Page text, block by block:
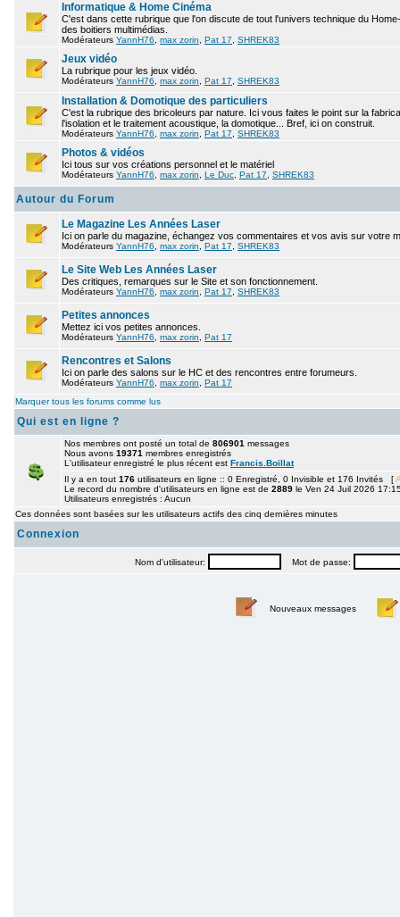
Informatique & Home Cinéma
C'est dans cette rubrique que l'on discute de tout l'univers technique du
des boitiers multimédias.
Modérateurs YannH76 max zorin Pat 17 SHREK83
Jeux vidéo
La rubrique pour les jeux vidéo.
Modérateurs YannH76 max zorin Pat 17 SHREK83
Installation & Domotique des particuliers
C'est la rubrique des bricoleurs par nature. Ici vous faites le point sur la
l'isolation et le traitement acoustique, la domotique... Bref, ici on construit.
Modérateurs YannH76 max zorin Pat 17 SHREK83
Photos & vidéos
Ici tous sur vos créations personnel et le matériel
Modérateurs YannH76 max zorin Le Duc Pat 17 SHREK83
Autour du Forum
Le Magazine Les Années Laser
Ici on parle du magazine, échangez vos commentaires et vos avis sur votre
Modérateurs YannH76 max zorin Pat 17 SHREK83
Le Site Web Les Années Laser
Des critiques, remarques sur le Site et son fonctionnement.
Modérateurs YannH76 max zorin Pat 17 SHREK83
Petites annonces
Mettez ici vos petites annonces.
Modérateurs YannH76 max zorin Pat 17
Rencontres et Salons
Ici on parle des salons sur le HC et des rencontres entre forumeurs.
Modérateurs YannH76 max zorin
Pat 17
Marquer tous les forums comme lus
Qui est en ligne ?
Nos membres ont posté un total de 806901 messages
Nous avons 19371 membres enregistrés
L'utilisateur enregistré le plus récent est Francis.Boillat
Il y a en tout 176 utilisateurs en ligne :: 0 Enregistré, 0 Invisible et 176 Invités [
Le record du nombre d'utilisateurs en ligne est de 2889 le Ven 24 Juil 2026
Utilisateurs enregistrés : Aucun
Ces données sont basées sur les utilisateurs actifs des cinq dernières minutes
Connexion
Nom d'utilisateur: Mot de passe:
Nouveaux messages